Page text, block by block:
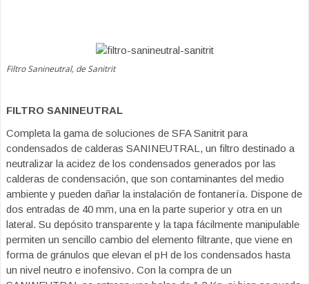
Filtro Sanineutral, de Sanitrit
FILTRO SANINEUTRAL
Completa la gama de soluciones de SFA Sanitrit para
condensados de calderas SANINEUTRAL, un filtro destinado a
neutralizar la acidez de los condensados generados por las
calderas de condensación, que son contaminantes del medio
ambiente y pueden dañar la instalación de fontanería. Dispone de
dos entradas de 40 mm, una en la parte superior y otra en un
lateral. Su depósito transparente y la tapa fácilmente manipulable
permiten un sencillo cambio del elemento filtrante, que viene en
forma de gránulos que elevan el pH de los condensados hasta
un nivel neutro e inofensivo. Con la compra de un